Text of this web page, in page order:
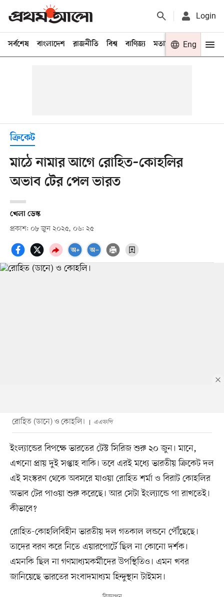
Login
সর্বশেষ বাংলাদেশ রাজনীতি বিশ্ব বাণিজ্য মতামত খেলা
Eng
ক্রিকেট
মাঠে নামার আগে রোহিত–কোহলির
অভাব টের পেল ভারত
খেলা ডেস্ক
প্রকাশ: ০৮ জুন ২০২৫, ০৬: ২৫
রোহিত (ডানে) ও কোহলি। এএফপি
ইংল্যান্ডের বিপক্ষে ভারতের টেস্ট সিরিজ শুরু ২০ জুন। মানে,
এখনো প্রায় দুই সপ্তাহ বাকি। তবে এরই মধ্যে ভারতীয় ক্রিকেট দল
এই সংস্করণ থেকে অবসরে যাওয়া রোহিত শর্মা ও বিরাট কোহলির
অভাব টের পাওয়া শুরু করেছে। আর সেটা ইংল্যান্ডে পা রাখতেই।
কীভাবে?
রোহিত-কোহলিবিহীন ভারতীয় দল গতকাল লন্ডনে পৌঁছেছে।
তাদের বরণ করে নিতে এয়ারপোর্টে ছিল না কোনো দর্শক।
এমনকি ছিল না গণমাধ্যমকর্মীদের উপস্থিতিও। এমন খবর
জানিয়েছে ভারতের সংবাদমাধ্যম হিন্দুস্থান টাইমস।